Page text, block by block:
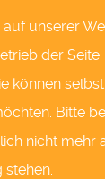
suchen
unserer
der
können
Bitte
nicht mehr